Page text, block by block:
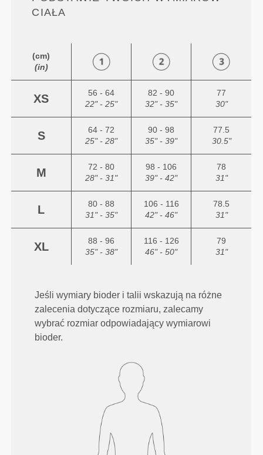
CIAŁA
(cm)
(in)
XS
56 - 64
22" - 25"
82 - 90
32" - 35"
77
30"
S
64 - 72
25" - 28"
90 - 98
35" - 39"
77.5
30.5"
M
72 - 80
28" - 31"
98 - 106
39" - 42"
78
31"
L
80 - 88
31" - 35"
106 - 116
42" - 46"
78.5
31"
XL
88 - 96
35" - 38"
116 - 126
46" - 50"
79
31"
Jeśli wymiary bioder i talii wskazują na różne
zalecenia dotyczące rozmiaru, zalecamy
wybrać rozmiar odpowiadający wymiarowi
bioder.